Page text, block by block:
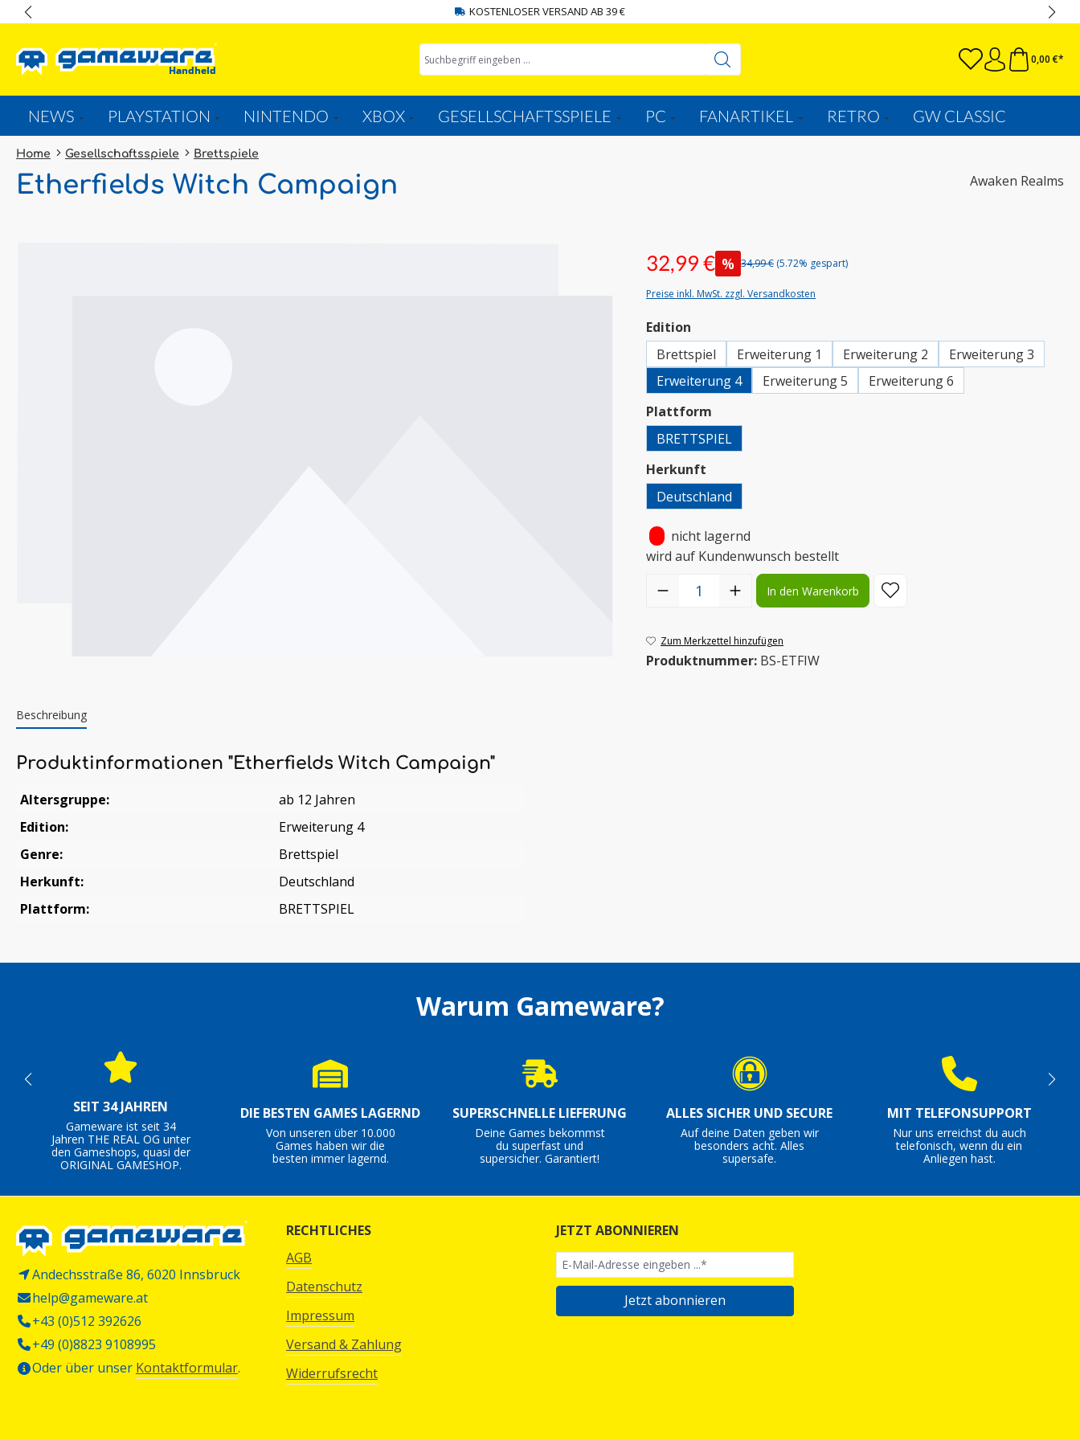
KOSTENLOSER VERSAND AB 39 €
0,00 €*
NEWS PLAYSTATION NINTENDO XBOX GESELLSCHAFTSSPIELE PC FANARTIKEL RETRO GW CLASSIC
Home Gesellschaftsspiele Brettspiele
Etherfields Witch Campaign Awaken Realms
32,99 € % 34,99 € (5.72% gespart)
Preise inkl. MwSt. zzgl. Versandkosten
Edition
Brettspiel
Erweiterung 1 Erweiterung 2
Erweiterung 3
Erweiterung 4
Erweiterung 5
Erweiterung 6
Plattform
BRETTSPIEL
Herkunft
Deutschland
nicht lagernd
wird auf Kundenwunsch bestellt
Produkt Anzahl: Gib den gewünschten Wert ein oder benutze die
In den Warenkorb
Zum Merkzettel hinzufügen
Produktnummer: BS-ETFIW
Beschreibung
Produktinformationen "Etherfields Witch Campaign"
Altersgruppe:
ab 12 Jahren
Edition:
Erweiterung 4
Genre:
Brettspiel
Herkunft:
Deutschland
Plattform:
BRETTSPIEL
Warum Gameware?
SEIT 34 JAHREN
Gameware ist seit 34
Jahren THE REAL OG unter
den Gameshops, quasi der
ORIGINAL GAMESHOP.
DIE BESTEN GAMES LAGERND
Von unseren über 10.000
Games haben wir die
besten immer lagernd.
SUPERSCHNELLE LIEFERUNG
Deine Games bekommst
du superfast und
supersicher. Garantiert!
ALLES SICHER UND SECURE
Auf deine Daten geben wir
besonders acht. Alles
supersafe.
MIT TELEFONSUPPORT
Nur uns erreichst du auch
telefonisch, wenn du ein
Anliegen hast.
Andechsstraße 86, 6020 Innsbruck
help@gameware.at
+43 (0)512 392626
+49 (0)8823 9108995
Oder über unser Kontaktformular.
RECHTLICHES
AGB
Datenschutz
Impressum
Versand & Zahlung
Widerrufsrecht
JETZT ABONNIEREN
Jetzt abonnieren